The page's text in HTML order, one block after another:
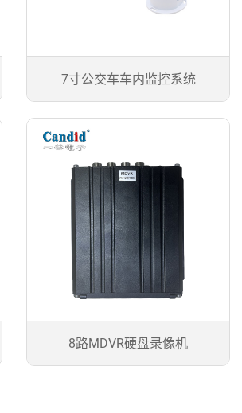
7寸公交车车内监控系统
8路MDVR硬盘录像机